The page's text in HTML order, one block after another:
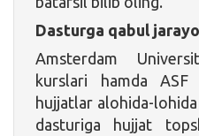
Dasturga qabul
Amsterdam
kurslari hamda ASF
hujjatlar alohida-
dasturiga hujjat